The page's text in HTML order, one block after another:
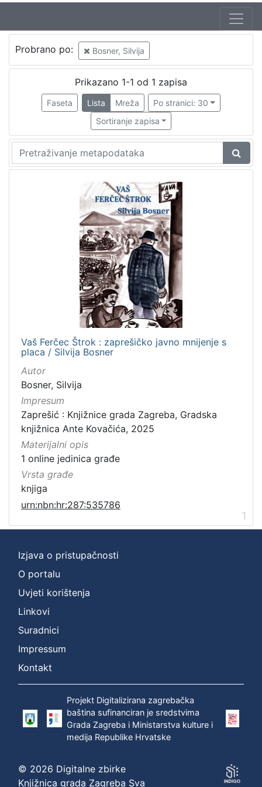
Probrano po: Bosner, Silvija
Prikazano 1-1 od 1 zapisa
Faseta Lista Mreža
Po stranici: 30
Sortiranje zapisa
Vaš Ferčec Štrok : zaprešičko javno mnijenje s
placa / Silvija Bosner
Autor
Bosner, Silvija
Impresum
Zaprešić : Knjižnice grada Zagreba, Gradska
knjižnica Ante Kovačića, 2025
Materijalni opis
1 online jedinica građe
Vrsta građe
knjiga
urn:nbn:hr:287:535786
1
Izjava o pristupačnosti
O portalu
Uvjeti korištenja
Linkovi
Suradnici
Impressum
Kontakt
Projekt Digitalizirana zagrebačka
baština sufinanciran je sredstvima
Grada Zagreba i Ministarstva kulture i
medija Republike Hrvatske
© 2026 Digitalne zbirke
Knjižnica grada Zagreba Sva